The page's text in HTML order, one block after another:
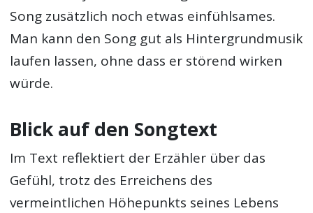
Song zusätzlich noch etwas einfühlsames.
Man kann den Song gut als Hintergrundmusik
laufen lassen, ohne dass er störend wirken
würde.
Blick auf den Songtext
Im Text reflektiert der Erzähler über das
Gefühl, trotz des Erreichens des
vermeintlichen Höhepunkts seines Lebens